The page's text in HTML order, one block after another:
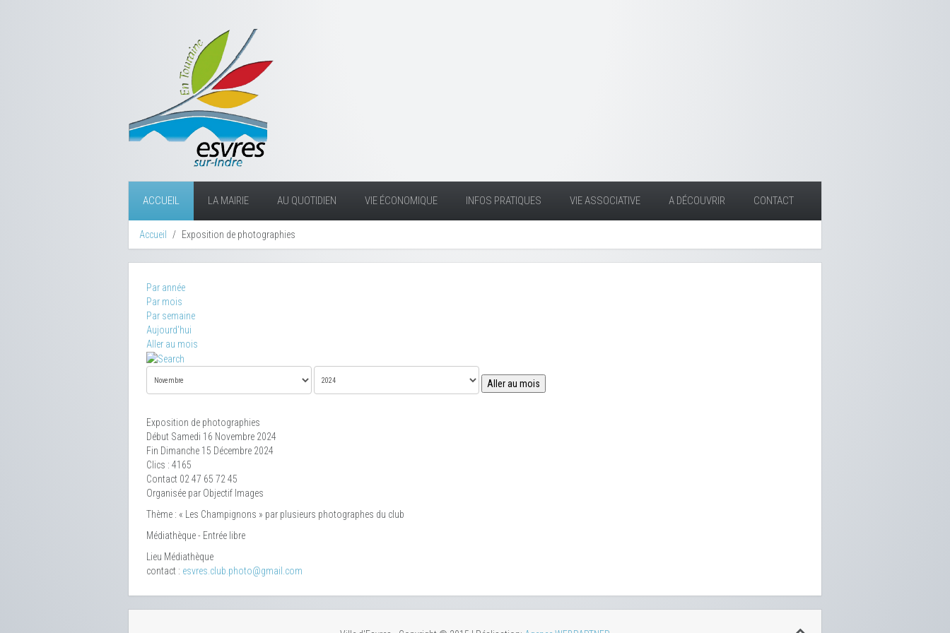
ACCUEIL LA MAIRIE AU QUOTIDIEN VIE ÉCONOMIQUE INFOS PRATIQUES VIE ASSOCIATIVE A DÉCOUVRIR CONTACT
Accueil Exposition de photographies
Par année
Par mois
Par semaine
Aujourd'hui
Aller au mois
Aller au mois
Exposition de photographies
Début Samedi 16 Novembre 2024
Fin Dimanche 15 Décembre 2024
Clics : 4165
Contact 02 47 65 72 45
Organisée par Objectif Images
Thème : « Les Champignons » par plusieurs photographes du club
Médiathèque - Entrée libre
Lieu Médiathèque
contact : esvres.club.photo@gmail.com